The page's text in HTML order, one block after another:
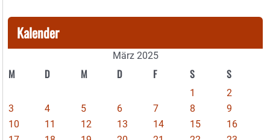
Kalender
März 2025
M D M D F S S
1
2
3
4 5 6 7 8
9
10
11 12 13 14 15
16